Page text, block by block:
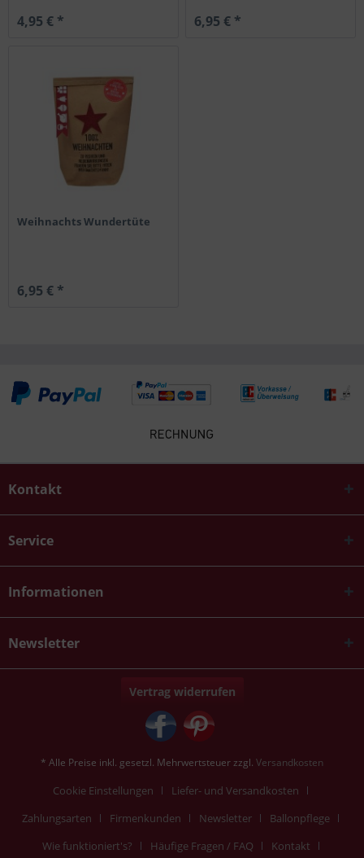
4,95 € * 6,95 € *
Weihnachts Wundertüte
6,95 € *
Kontakt
Service
Informationen
Newsletter
Vertrag widerrufen
* Alle Preise inkl. gesetzl. Mehrwertsteuer zzgl. Versandkosten
Cookie Einstellungen
Liefer- und Versandkosten
Zahlungsarten
Firmenkunden Newsletter
Ballonpflege
Wie funktioniert's?
Häufige Fragen / FAQ Kontakt